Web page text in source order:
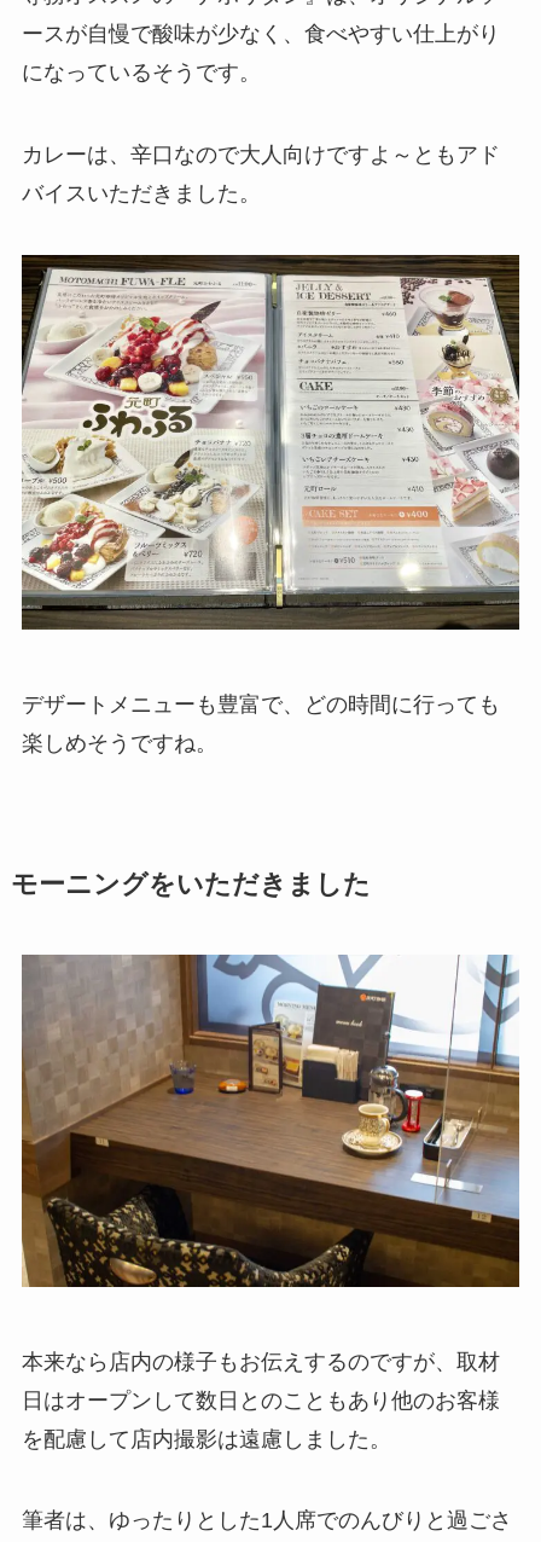
ースが自慢で酸味が少なく、食べやすい仕上がり
になっているそうです。
カレーは、辛口なので大人向けですよ～ともアド
バイスいただきました。
デザートメニューも豊富で、どの時間に行っても
楽しめそうですね。
モーニングをいただきました
本来なら店内の様子もお伝えするのですが、取材
日はオープンして数日とのこともあり他のお客様
を配慮して店内撮影は遠慮しました。
筆者は、ゆったりとした1人席でのんびりと過ごさ